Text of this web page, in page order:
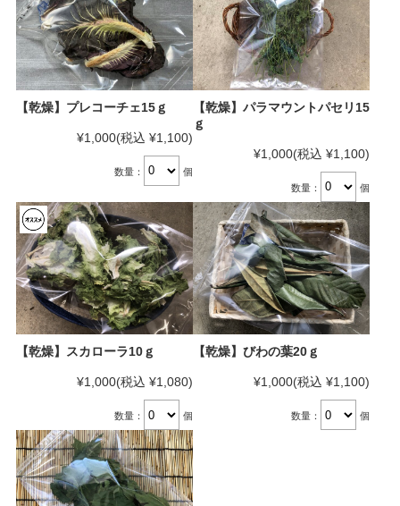
【乾燥】プレコーチェ15ｇ
¥1,000(税込 ¥1,100)
数量： 個
【乾燥】パラマウントパセリ15
ｇ
¥1,000(税込 ¥1,100)
数量： 個
【乾燥】スカローラ10ｇ
¥1,000(税込 ¥1,080)
数量： 個
【乾燥】びわの葉20ｇ
¥1,000(税込 ¥1,100)
数量： 個